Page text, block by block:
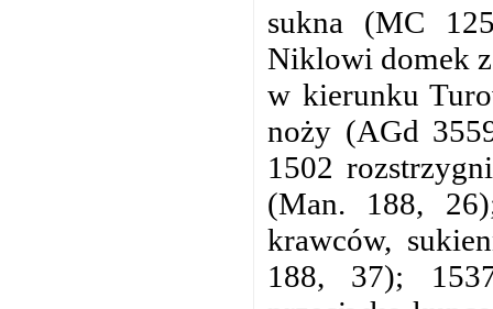
sukna (MC
Niklowi domek
w kierunku
noży (AGd
1502
(Man. 188,
krawców,
188, 37);